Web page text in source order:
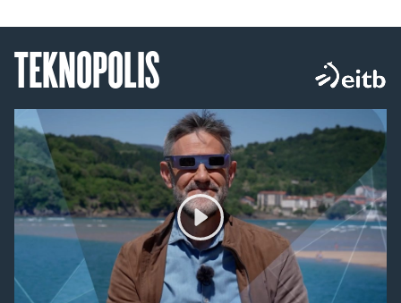
TEKNOPOLIS